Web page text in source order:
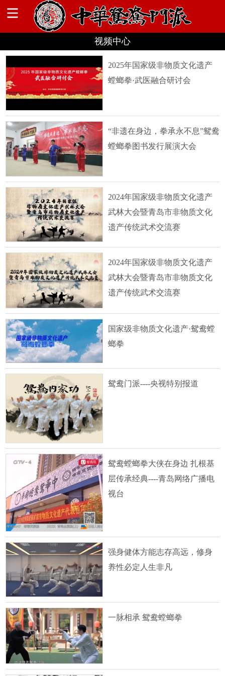
视频中心
2025年国家级非物质文化遗产
螳螂拳·武医融合研讨会
“非遗在身边，拳承永不息”鸳鸯
螳螂拳图书发行展演大会
2024年国家级非物质文化遗产
武林大会暨青岛市非物质文化
遗产传统武术交流赛
2024年国家级非物质文化遗产
武林大会暨青岛市非物质文化
遗产传统武术交流赛
国家级非物质文化遗产·鸳鸯螳
螂拳
鸳鸯门派----央视特别报道
鸳鸯螳螂拳大侠在身边 扎根基
层传承经典----青岛网络广播电
视台
强身健体方能志存高远，修身
养性必定人生非凡
一脉相承 鸳鸯螳螂拳